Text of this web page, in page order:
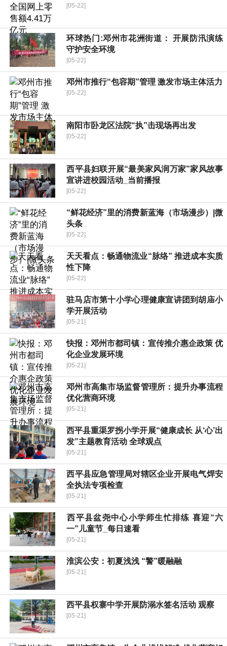
[05-22]
环球热门:邓州市花洲街道： 开展防汛演练
守护安全环境
[05-22]
邓州市推行“包容期”管理 激发市场主体活力
[05-22]
南阳市卧龙区法院“执”击现场再出发
[05-22]
​西平县妇联开展“最美家风润万家”家风故事
宣讲进校园活动_当前播报
[05-22]
“鲜花经济”里的消费新蓝海（市场漫步）|微
头条
[05-22]
天天看点：畅通物流业“脉络” 推进成本实质
性下降
[05-22]
驻马店市第十小学心理健康宣讲团到胡庙小
学开展活动
[05-21]
快报：邓州市都司镇：宣传推介惠企政策 优
化企业发展环境
[05-21]
邓州市高集市场监督管理所：提升办事流程
优化营商环境
[05-21]
​西平县重渠罗拐小学开展“健康成长 从‘心’出
发”主题教育活动 全球观点
[05-21]
​西平县应急管理局对辖区企业开展电气焊安
全执法专项检查
[05-21]
​西平县盆尧中心小学师生忙排练 喜迎“六
一”儿童节_每日速看
[05-21]
淮滨公安：初夏浅浅 “警”暖融融
[05-21]
​西平县权寨中学开展防溺水签名活动 观察
[05-21]